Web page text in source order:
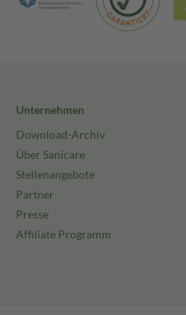
Unternehmen
Download-Archiv
Über Sanicare
Stellenangebote
Partner
Presse
Affiliate Programm